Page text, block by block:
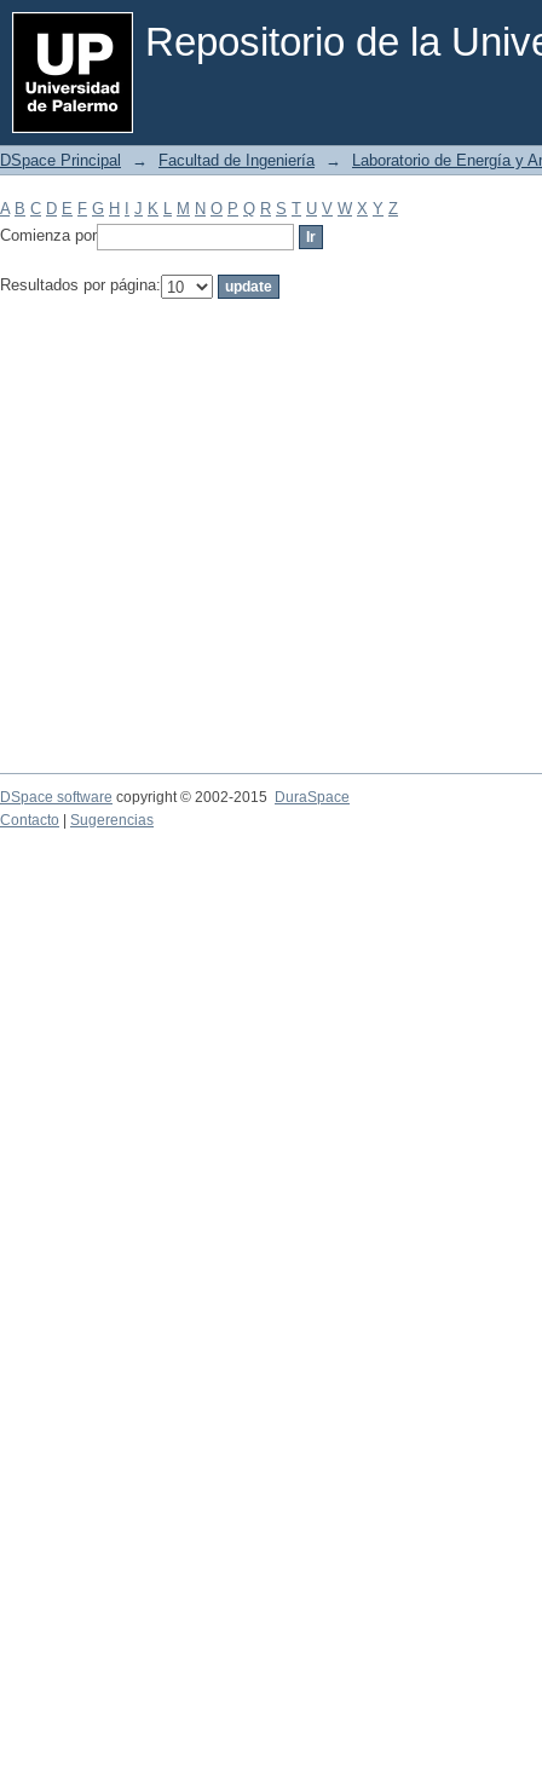
Repositorio de la
Filtrar por: Materia
DSpace Principal → Facultad de Ingeniería → Laboratorio de Energía y
A B C D E F G H J K L M N O P Q R S T U V W X Y Z
Comienza por
Resultados por página:
DSpace software copyright © 2002-2015
DuraSpace
Contacto
Sugerencias